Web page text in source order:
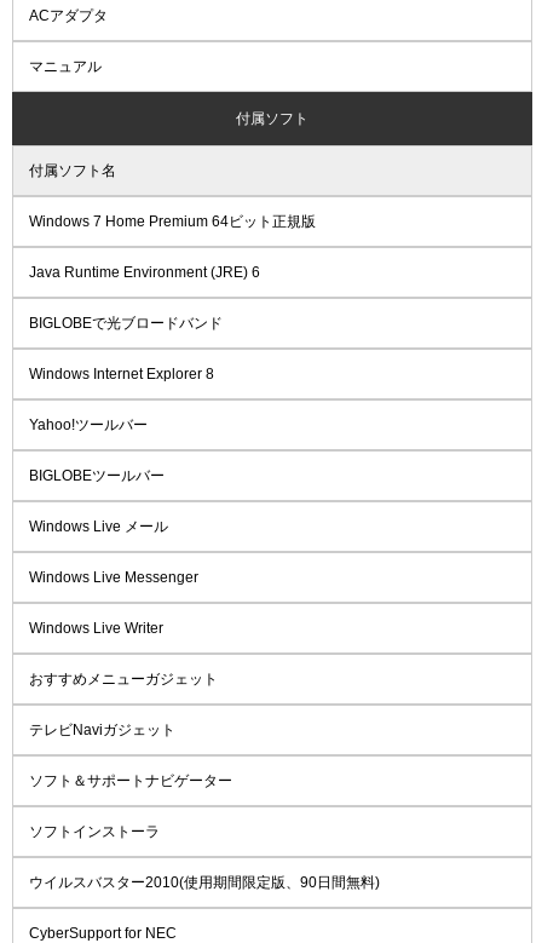
ACアダプタ
マニュアル
付属ソフト
付属ソフト名
Windows 7 Home Premium 64ビット正規版
Java Runtime Environment (JRE) 6
BIGLOBEで光ブロードバンド
Windows Internet Explorer 8
Yahoo!ツールバー
BIGLOBEツールバー
Windows Live メール
Windows Live Messenger
Windows Live Writer
おすすめメニューガジェット
テレビNaviガジェット
ソフト＆サポートナビゲーター
ソフトインストーラ
ウイルスバスター2010(使用期間限定版、90日間無料)
CyberSupport for NEC